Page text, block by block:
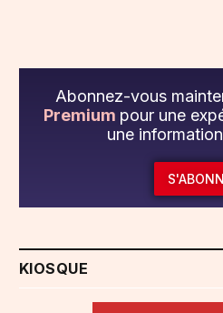
Abonnez-vous
Premium pour une
une
KIOSQUE